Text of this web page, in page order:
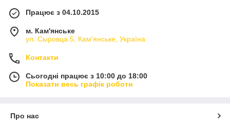
Працює з 04.10.2015
м. Кам'янське
ул. Сыровца 5, Кам'янське, Україна
Контакти
Сьогодні працює з 10:00 до 18:00
Показати весь графік роботи
Про нас